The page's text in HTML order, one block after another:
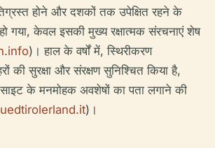
होने और दशकों तक उपेक्षित रहने के
गया, केवल इसकी मुख्य रक्षात्मक संरचनाएं शेष
)। हाल के वर्षों में, स्थिरीकरण
की सुरक्षा और संरक्षण सुनिश्चित किया है,
के मनमोहक अवशेषों का पता लगाने की
)।